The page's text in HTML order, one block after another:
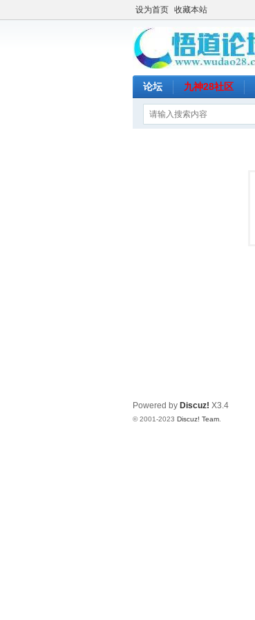
设为首页 收藏本站
论坛 九神28社区
Powered by Discuz! X3.4
© 2001-2023 Discuz! Team